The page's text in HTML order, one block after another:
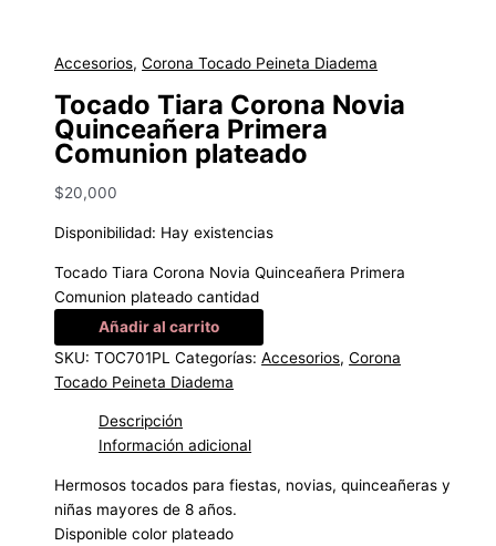
Accesorios,Corona Tocado Peineta Diadema
Tocado Tiara Corona Novia
Quinceañera Primera
Comunion plateado
$20,000
Disponibilidad: Hay existencias
Tocado Tiara Corona Novia Quinceañera Primera
Comunion plateado cantidad
Añadir al carrito
SKU:TOC701PL Categorías:Accesorios,Corona
Tocado Peineta Diadema
Descripción
Información adicional
Hermosos tocados para fiestas, novias, quinceañeras y
niñas mayores de 8 años.
Disponible color plateado